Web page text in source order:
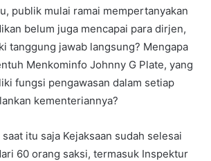
publik mulai ramai mempertanyakan
belum juga mencapai para dirjen,
tanggung jawab langsung? Mengapa
Menkominfo Johnny G Plate, yang
fungsi pengawasan dalam setiap
kementeriannya?
saat itu saja Kejaksaan sudah selesai
60 orang saksi, termasuk Inspektur